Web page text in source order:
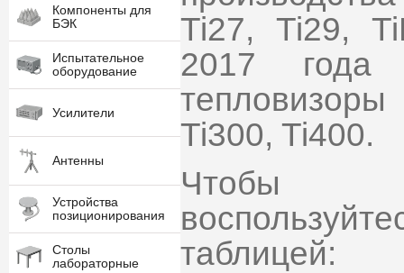
Компоненты для
БЭК
Испытательное
оборудование
Усилители
Антенны
Устройства
позиционирования
Столы
лабораторные
Ti27, Ti29,
2017
Ti300, Ti400.
Чтобы
таблицей: